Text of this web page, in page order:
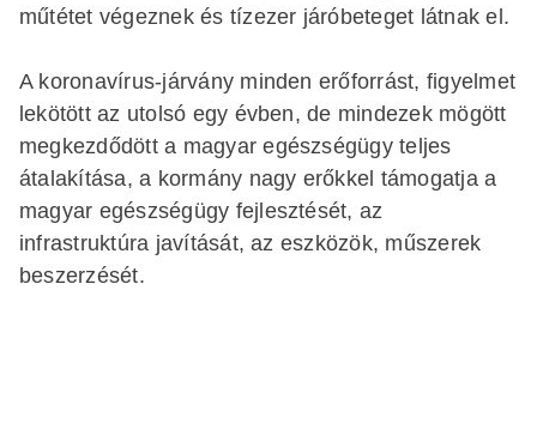
műtétet végeznek és tízezer járóbeteget látnak el.
A koronavírus-járvány minden erőforrást, figyelmet
lekötött az utolsó egy évben, de mindezek mögött
megkezdődött a magyar egészségügy teljes
átalakítása, a kormány nagy erőkkel támogatja a
magyar egészségügy fejlesztését, az
infrastruktúra javítását, az eszközök, műszerek
beszerzését.